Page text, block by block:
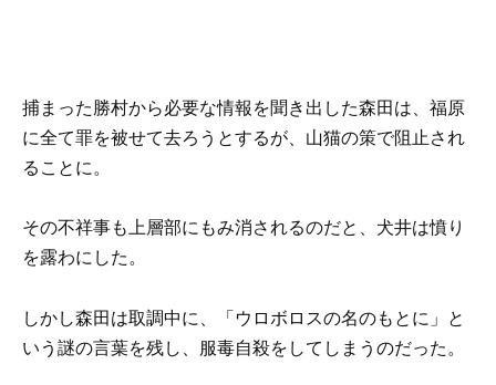
捕まった勝村から必要な情報を聞き出した森田は、福原
に全て罪を被せて去ろうとするが、山猫の策で阻止され
ることに。
その不祥事も上層部にもみ消されるのだと、犬井は憤り
を露わにした。
しかし森田は取調中に、「ウロボロスの名のもとに」と
いう謎の言葉を残し、服毒自殺をしてしまうのだった。